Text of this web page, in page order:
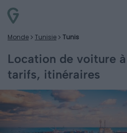
Monde Tunisie Tunis
Location de voiture
tarifs, itinéraires